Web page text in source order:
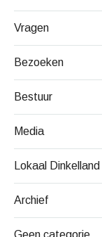
Vragen
Bezoeken
Bestuur
Media
Lokaal Dinkelland
Archief
Geen categorie